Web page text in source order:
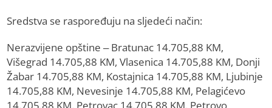
Sredstva se raspoređuju na sljedeći način:
Nerazvijene opštine – Bratunac 14.705,88 KM,
Višegrad 14.705,88 KM, Vlasenica 14.705,88 KM, Donji
Žabar 14.705,88 KM, Kostajnica 14.705,88 KM, Ljubinje
14.705,88 KM, Nevesinje 14.705,88 KM, Pelagićevo